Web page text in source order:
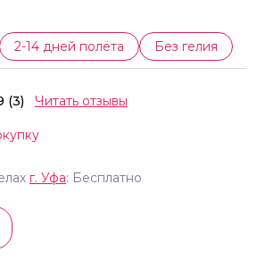
2-14 дней полёта Без гелия
г. Уфа: Бесплатно
(3) Читать отзывы